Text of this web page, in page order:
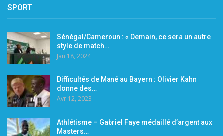
SPORT
Sénégal/Cameroun : « Demain, ce sera un autre
style de match…
Jan 18, 2024
Difficultés de Mané au Bayern : Olivier Kahn
donne des…
Avr 12, 2023
Athlétisme – Gabriel Faye médaillé d’argent aux
Masters…